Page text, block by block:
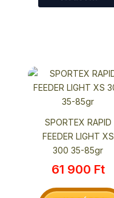
SPORTEX RAPID
FEEDER LIGHT XS
300 35-85gr
61 900 Ft